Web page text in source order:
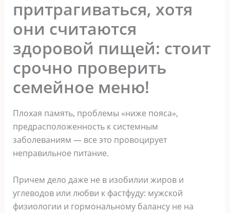
притрагиваться, хотя
они считаются
здоровой пищей: стоит
срочно проверить
семейное меню!
Плохая память, проблемы «ниже пояса»,
предрасположенность к системным
заболеваниям — все это провоцирует
неправильное питание.
Причем дело даже не в изобилии жиров и
углеводов или любви к фастфуду: мужской
физиологии и гормональному балансу не на